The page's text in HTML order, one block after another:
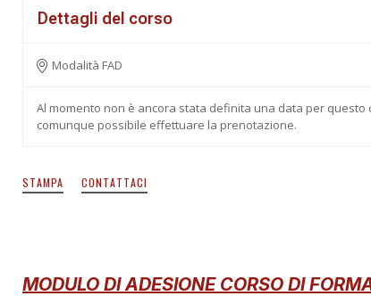
Dettagli del corso
Modalità FAD
Al momento non è ancora stata definita una data per questo
comunque possibile effettuare la prenotazione.
STAMPA CONTATTACI
MODULO DI ADESIONE CORSO DI